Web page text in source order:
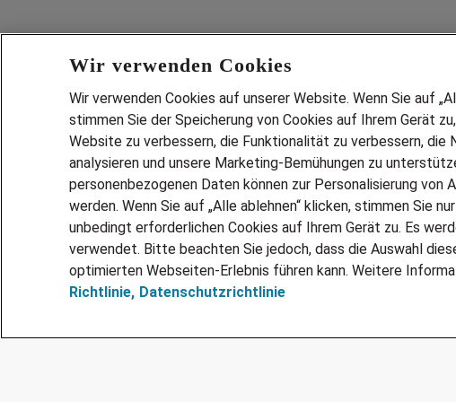
Services
JOBSUCHE
LEBENSLAUF
ZEITARBEIT
Wir verwenden Cookies
Wir verwenden Cookies auf unserer Website. Wenn Sie auf
stimmen Sie der Speicherung von Cookies auf Ihrem Gerät
Website zu verbessern, die Funktionalität zu verbessern, die
analysieren und unsere Marketing-Bemühungen zu
personenbezogenen Daten können zur Personalisierung von
werden. Wenn Sie auf „Alle ablehnen“ klicken, stimmen Sie
unbedingt erforderlichen Cookies auf Ihrem Gerät zu. Es
verwendet. Bitte beachten Sie jedoch, dass die Auswahl
optimierten Webseiten-Erlebnis führen kann. Weitere
Richtlinie, Datenschutzrichtlinie